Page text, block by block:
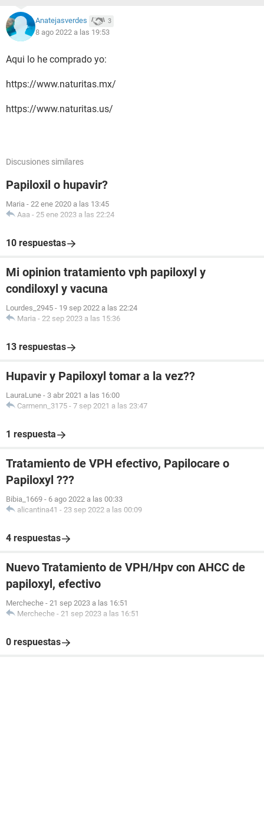
Anatejasverdes 3
8 ago 2022 a las 19:53
Aqui lo he comprado yo:
https://www.naturitas.mx/
https://www.naturitas.us/
Discusiones similares
Papiloxil o hupavir?
Maria - 22 ene 2020 a las 13:45
Aaa - 25 ene 2023 a las 22:24
10 respuestas
Mi opinion tratamiento vph papiloxyl y
condiloxyl y vacuna
Lourdes_2945 - 19 sep 2022 a las 22:24
Maria - 22 sep 2023 a las 15:36
13 respuestas
Hupavir y Papiloxyl tomar a la vez??
LauraLune - 3 abr 2021 a las 16:00
Carmenn_3175 - 7 sep 2021 a las 23:47
1 respuesta
Tratamiento de VPH efectivo, Papilocare o
Papiloxyl ???
Bibia_1669 - 6 ago 2022 a las 00:33
alicantina41 - 23 sep 2022 a las 00:09
4 respuestas
Nuevo Tratamiento de VPH/Hpv con AHCC de
papiloxyl, efectivo
Mercheche - 21 sep 2023 a las 16:51
Mercheche - 21 sep 2023 a las 16:51
0 respuestas